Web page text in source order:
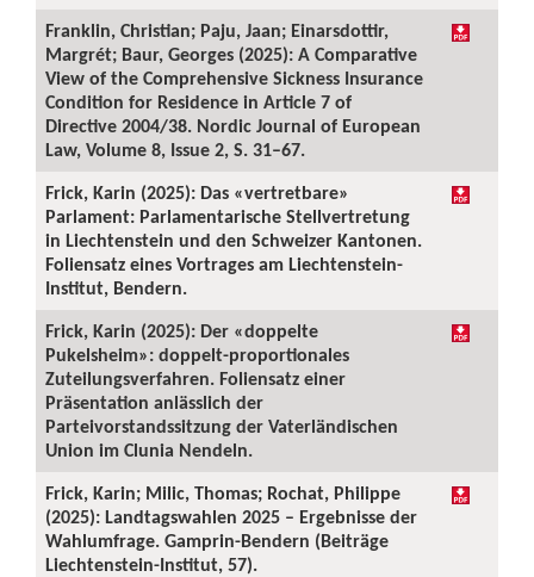
Franklin, Christian; Paju, Jaan; Einarsdottir,
Margrét; Baur, Georges (2025): A Comparative
View of the Comprehensive Sickness Insurance
Condition for Residence in Article 7 of
Directive 2004/38. Nordic Journal of European
Law, Volume 8, Issue 2, S. 31–67.
Frick, Karin (2025): Das «vertretbare»
Parlament: Parlamentarische Stellvertretung
in Liechtenstein und den Schweizer Kantonen.
Foliensatz eines Vortrages am Liechtenstein-
Institut, Bendern.
Frick, Karin (2025): Der «doppelte
Pukelsheim»: doppelt-proportionales
Zuteilungsverfahren. Foliensatz einer
Präsentation anlässlich der
Parteivorstandssitzung der Vaterländischen
Union im Clunia Nendeln.
Frick, Karin; Milic, Thomas; Rochat, Philippe
(2025): Landtagswahlen 2025 – Ergebnisse der
Wahlumfrage. Gamprin-Bendern (Beiträge
Liechtenstein-Institut, 57).